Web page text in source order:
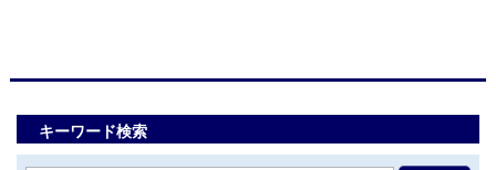
キーワード検索